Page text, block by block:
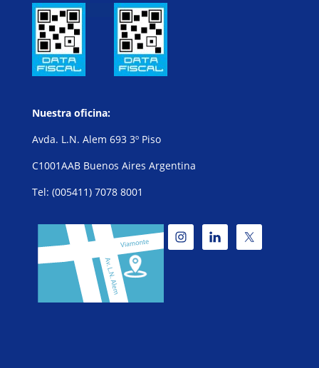
Nuestra oficina:
Avda. L.N. Alem 693 3º Piso
C1001AAB Buenos Aires Argentina
Tel: (005411) 7078 8001